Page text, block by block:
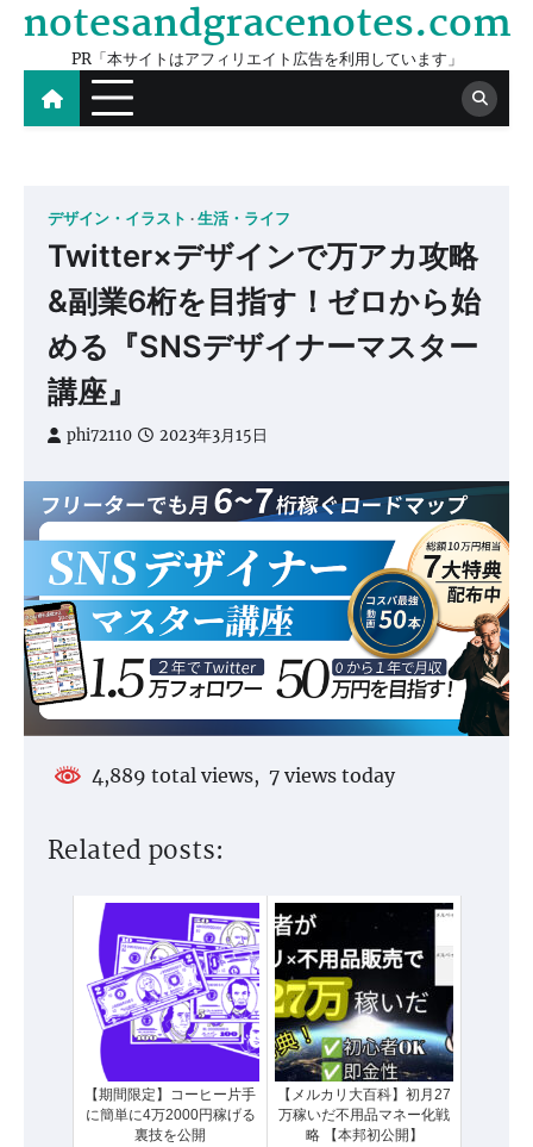
Skip
content
notesandgracenotes.com
PR「本サイトはアフィリエイト広告を利用しています」
デザイン・イラスト 生活・ライフ
Twitter×デザインで万アカ攻略
&副業6桁を目指す！ゼロから始
める『SNSデザイナーマスター
講座』
phi72110 2023年3月15日
4,889 total views, 7 views today
Related posts:
【期間限定】コーヒー片手
に簡単に4万2000円稼げる
裏技を公開
【メルカリ大百科】初月27
万稼いだ不用品マネー化戦
略 【本邦初公開】